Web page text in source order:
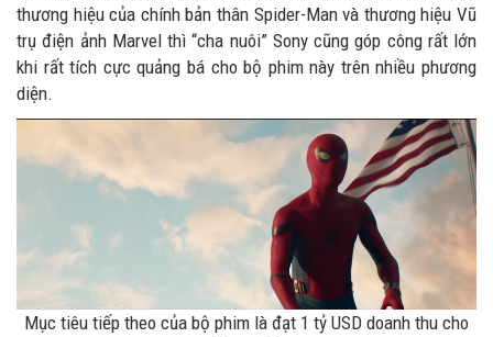
thương hiệu của chính bản thân Spider-Man và thương hiệu Vũ
trụ điện ảnh Marvel thì “cha nuôi” Sony cũng góp công rất lớn
khi rất tích cực quảng bá cho bộ phim này trên nhiều phương
diện.
Mục tiêu tiếp theo của bộ phim là đạt 1 tỷ USD doanh thu cho